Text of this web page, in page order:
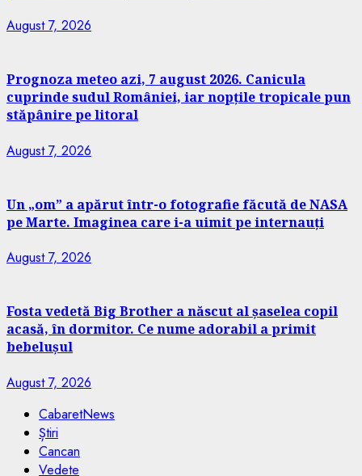
August 7, 2026
Prognoza meteo azi, 7 august 2026. Canicula
cuprinde sudul României, iar nopțile tropicale pun
stăpânire pe litoral
August 7, 2026
Un „om” a apărut într-o fotografie făcută de NASA
pe Marte. Imaginea care i-a uimit pe internauți
August 7, 2026
Fosta vedetă Big Brother a născut al șaselea copil
acasă, în dormitor. Ce nume adorabil a primit
bebelușul
August 7, 2026
CabaretNews
Știri
Cancan
Vedete